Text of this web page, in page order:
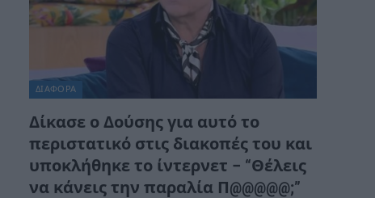
ΔΙΆΦΟΡΑ
Δίκασε ο Δούσης για αυτό το
περιστατικό στις διακοπές του και
υποκλήθηκε το ίντερνετ – “Θέλεις
να κάνεις την παραλία Π@@@@@;”